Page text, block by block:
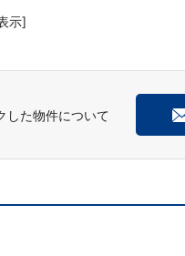
示]
した物件について